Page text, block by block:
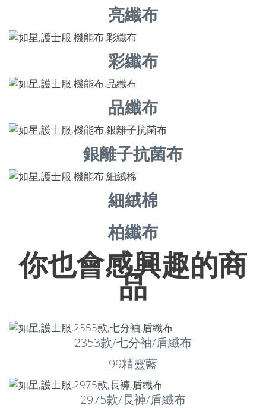
亮纖布
彩纖布
品纖布
銀離子抗菌布
細絨棉
柏纖布
你也會感興趣的商
品
2353款/七分袖/盾纖布
99精靈藍
2975款/長褲/盾纖布